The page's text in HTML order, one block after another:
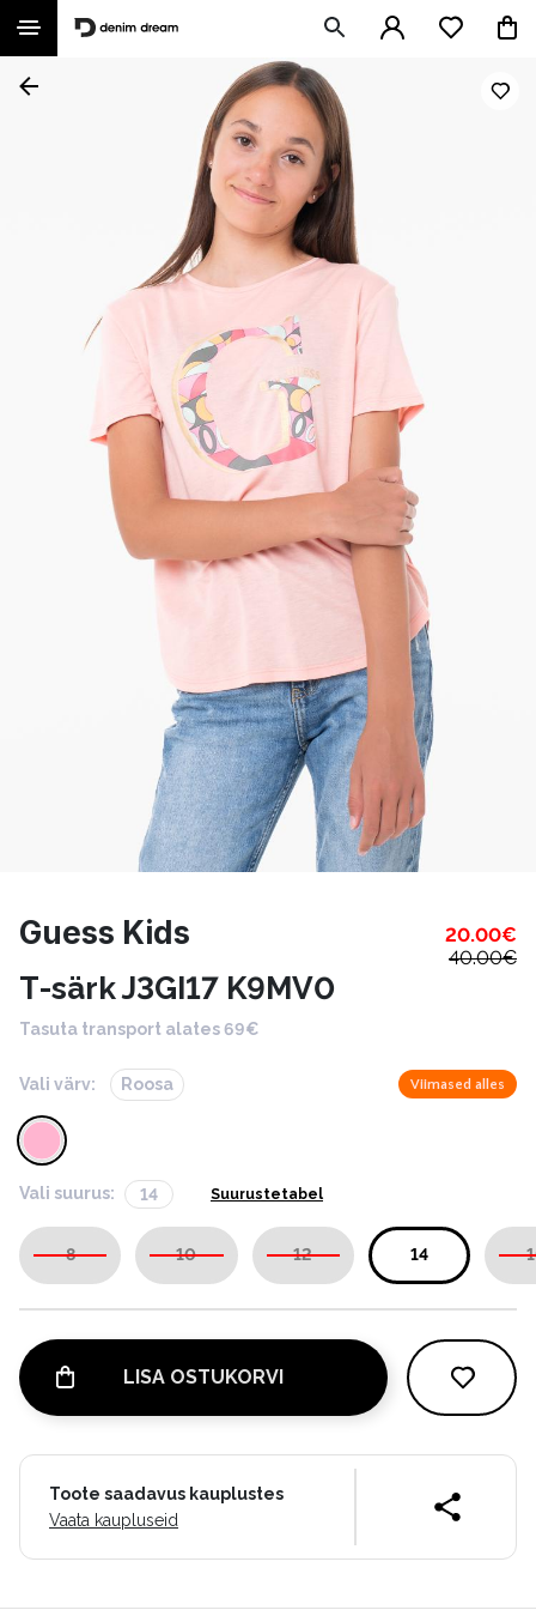
Guess Kids 20.00€
40.00€
T-särk J3GI17 K9MV0
Tasuta transport alates 69€
Vali värv: Roosa Viimased alles
Vali suurus: 14 Suurustetabel
8 10 12 14
LISA OSTUKORVI
Toote saadavus kauplustes
Vaata kaupluseid